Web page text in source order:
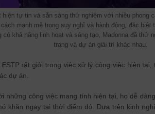
hiện tự tin và sẵn sàng thử nghiệm với nhiều phong
mạnh mẽ trong suy nghĩ và hành động, đặc
có khả năng linh hoạt và sáng tạo, Madonna đã thử
trang và dự án giải trí khác nhau.
rất giỏi trong việc xử lý công việc hiện
dự án.
những công việc mang tính hiện tại, họ dễ
khăn ngay tại thời điểm đó. Dựa trên kinh